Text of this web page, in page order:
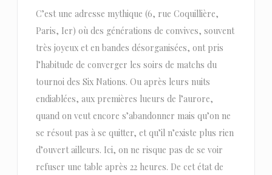
C’est une adresse mythique (6, rue Coquillière,
Paris, Ier) où des générations de convives, souvent
très joyeux et en bandes désorganisées, ont pris
l’habitude de converger les soirs de matchs du
tournoi des Six Nations. Ou après leurs nuits
endiablées, aux premières lueurs de l’aurore,
quand on veut encore s’abandonner mais qu’on ne
se résout pas à se quitter, et qu’il n’existe plus rien
d’ouvert ailleurs. Ici, on ne risque pas de se voir
refuser une table après 22 heures. De cet état de